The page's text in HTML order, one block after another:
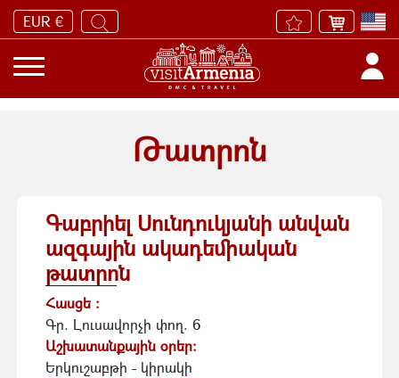
EUR €
Թատրոն
Գաբրիել Սունդուկյանի անվան
ազգային ակադեմիական
թատրոն
Հասցե :
Գր. Լուսավորչի փող. 6
Աշխատանքային օրեր:
Երկուշաբթի - կիրակի